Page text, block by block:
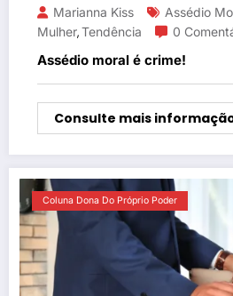
Marianna Kiss Assédio
Mulher,Tendência 0
Assédio moral é crime!
Consulte mais
Coluna Dona Do Próprio Poder